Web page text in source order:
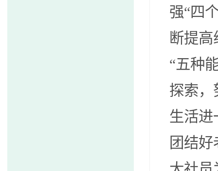
强“四
断提
“五种
探索，
生活进
团结